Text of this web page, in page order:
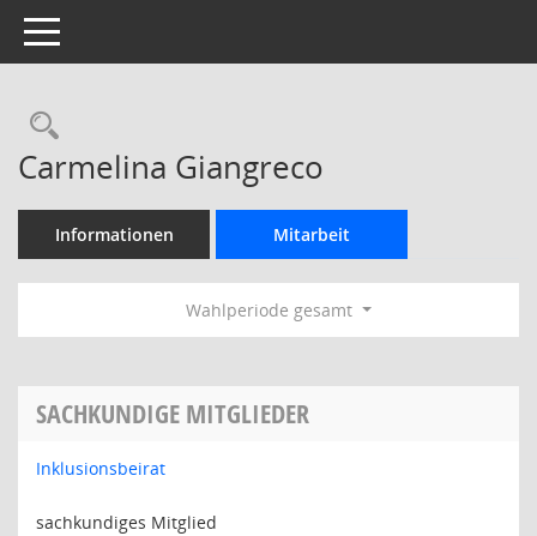
Toggle navigation
Rechercheauswahl
Carmelina Giangreco
Informationen Mitarbeit
Wahlperiode gesamt
SACHKUNDIGE MITGLIEDER
Inklusionsbeirat
sachkundiges Mitglied